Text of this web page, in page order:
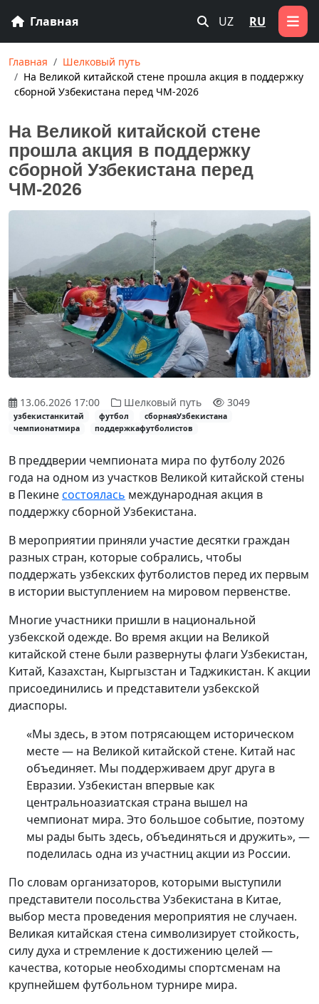
Главная UZ RU
Главная
Шелковый путь
На Великой китайской стене прошла акция в поддержку
сборной Узбекистана перед ЧМ-2026
На Великой китайской стене
прошла акция в поддержку
сборной Узбекистана перед
ЧМ-2026
13.06.2026 17:00 Шелковый путь 3049
узбекистанкитай футбол
сборнаяУзбекистана
чемпионатмира
поддержкафутболистов
В преддверии чемпионата мира по футболу 2026
года на одном из участков Великой китайской стены
в Пекинесостоялась международная акция в
поддержку сборной Узбекистана.
В мероприятии приняли участие десятки граждан
разных стран, которые собрались, чтобы
поддержать узбекских футболистов перед их первым
в истории выступлением на мировом первенстве.
Многие участники пришли в национальной
узбекской одежде. Во время акции на Великой
китайской стене были развернуты флаги Узбекистан,
Китай, Казахстан, Кыргызстан и Таджикистан. К акции
присоединились и представители узбекской
диаспоры.
«Мы здесь, в этом потрясающем историческом
месте — на Великой китайской стене. Китай нас
объединяет. Мы поддерживаем друг друга в
Евразии. Узбекистан впервые как
центральноазиатская страна вышел на
чемпионат мира. Это большое событие, поэтому
мы рады быть здесь, объединяться и дружить», —
поделилась одна из участниц акции из России.
По словам организаторов, которыми выступили
представители посольства Узбекистана в Китае,
выбор места проведения мероприятия не случаен.
Великая китайская стена символизирует стойкость,
силу духа и стремление к достижению целей —
качества, которые необходимы спортсменам на
крупнейшем футбольном турнире мира.